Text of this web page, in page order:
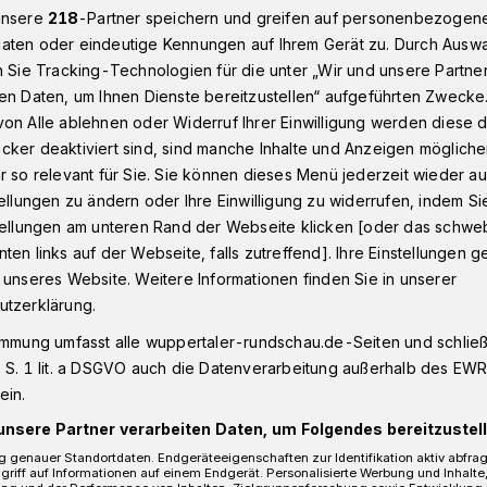
und Vorsorgevollmacht
mit dem Lebensende ergeben
meine Würde behalten, auch wenn
Wird mein Wille hinsichtlich
berücksichtigt?
218-Partner speichern und greifen auf
oder eindeutige Kennungen auf Ihrem Gerät zu. Durch
Sie Tracking-Technologien für die unter „Wir und unsere
Daten, um Ihnen Dienste bereitzustellen“ aufgeführten
Alle ablehnen oder Widerruf Ihrer Einwilligung werden diese
deaktiviert sind, sind manche Inhalte und Anzeigen
so relevant für Sie. Sie können dieses Menü jederzeit wieder
zu ändern oder Ihre Einwilligung zu widerrufen, indem
am unteren Rand der Webseite klicken [oder das
links auf der Webseite, falls zutreffend]. Ihre Einstellungen
Website. Weitere Informationen finden Sie in unserer
umfasst alle wuppertaler-rundschau.de-Seiten und
1 lit. a DSGVO auch die Datenverarbeitung außerhalb des
Partner verarbeiten Daten, um Folgendes
genauer Standortdaten. Endgeräteeigenschaften zur Identifikation aktiv
auf Informationen auf einem Endgerät. Personalisierte Werbung und